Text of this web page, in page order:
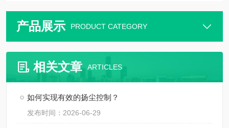
产品展示 PRODUCT CATEGORY
相关文章 ARTICLES
如何实现有效的扬尘控制？
发布时间：2026-06-29